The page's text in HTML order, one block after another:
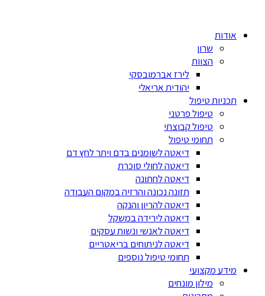
אודות
שרון
הצוות
לירז אברמובסקי
יהודית אריאלי
תכניות טיפול
טיפול פרטני
טיפול קבוצתי
תחומי טיפול
דיאטה לשומנים בדם ויתר לחץ דם
דיאטה לחולי סוכרת
דיאטה לחתונה
תזונה נכונה והרזיה במקום העבודה
דיאטה להריון והנקה
דיאטה לירידה במשקל
דיאטה לאנשי ונשות עסקים
דיאטה לניתוחים בריאטריים
תחומי טיפול נוספים
מידע מקצועי
מילון מונחים